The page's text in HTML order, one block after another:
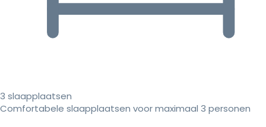
3 slaapplaatsen
Comfortabele slaapplaatsen voor maximaal 3 personen